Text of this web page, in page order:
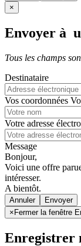
×
Envoyer à
Tous les champs
Destinataire
Vos coordonnées
Votre adresse
Message
Bonjour,
Voici une offre
intéresser.
A bientôt.
Annuler
× Fermer la fenêtre
Enregistrer